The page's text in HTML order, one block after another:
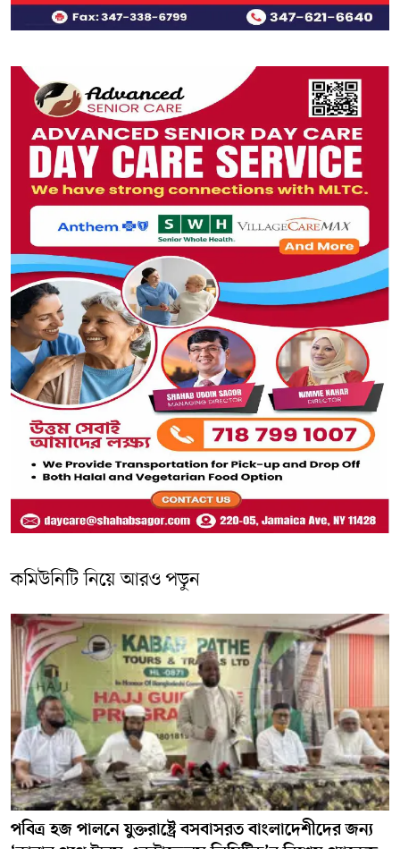
কমিউনিটি নিয়ে আরও পড়ুন
পবিত্র হজ পালনে যুক্তরাষ্ট্রে বসবাসরত বাংলাদেশীদের জন্য